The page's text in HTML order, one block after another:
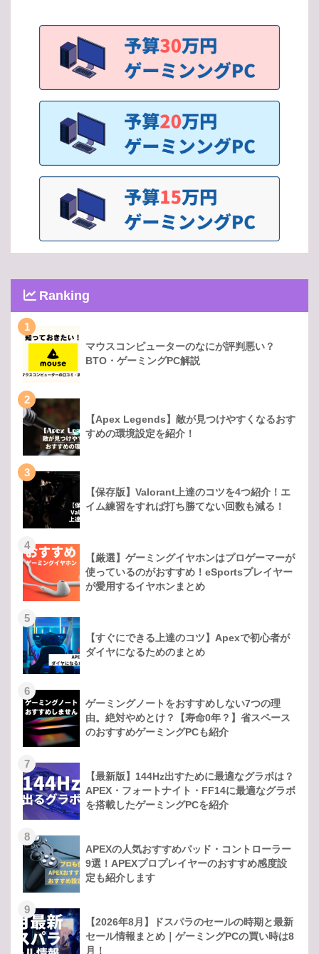
Ranking
1
マウスコンピューターのなにが評判悪い？
BTO・ゲーミングPC解説
2
【Apex Legends】敵が見つけやすくなるおす
すめの環境設定を紹介！
3
【保存版】Valorant上達のコツを4つ紹介！エ
イム練習をすれば打ち勝てない回数も減る！
4
【厳選】ゲーミングイヤホンはプロゲーマーが
使っているのがおすすめ！eSportsプレイヤー
が愛用するイヤホンまとめ
5
【すぐにできる上達のコツ】Apexで初心者が
ダイヤになるためのまとめ
6
ゲーミングノートをおすすめしない7つの理
由。絶対やめとけ？【寿命0年？】省スペース
のおすすめゲーミングPCも紹介
7
【最新版】144Hz出すために最適なグラボは？
APEX・フォートナイト・FF14に最適なグラボ
を搭載したゲーミングPCを紹介
8
APEXの人気おすすめパッド・コントローラー
9選！APEXプロプレイヤーのおすすめ感度設
定も紹介します
9
【2026年8月】ドスパラのセールの時期と最新
セール情報まとめ｜ゲーミングPCの買い時は8
月！